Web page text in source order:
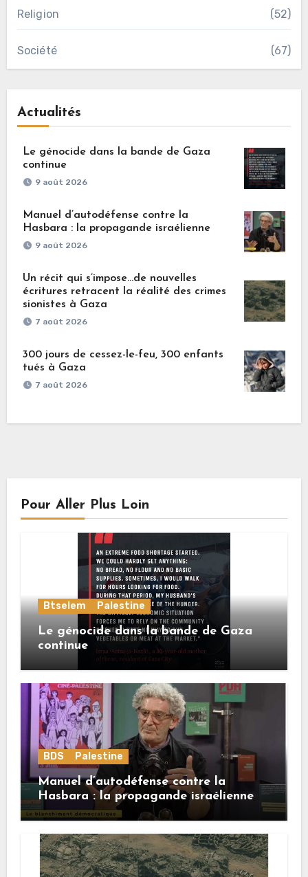
Religion (52)
Société (67)
Actualités
Le génocide dans la bande de Gaza
continue
9 août 2026
Manuel d’autodéfense contre la
Hasbara : la propagande israélienne
9 août 2026
Un récit qui s’impose…de nouvelles
écritures retracent la réalité des crimes
sionistes à Gaza
7 août 2026
300 jours de cessez-le-feu, 300 enfants
tués à Gaza
7 août 2026
Pour Aller Plus Loin
Btselem Palestine
Le génocide dans la bande de Gaza
continue
BDS Palestine
Manuel d’autodéfense contre la
Hasbara : la propagande israélienne